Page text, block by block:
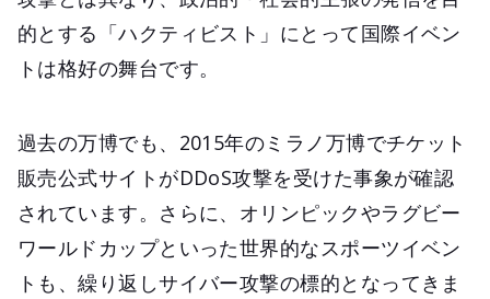
的とする「ハクティビスト」にとって国際イベン
トは格好の舞台です。
過去の万博でも、2015年のミラノ万博でチケット
販売公式サイトがDDoS攻撃を受けた事象が確認
されています。さらに、オリンピックやラグビー
ワールドカップといった世界的なスポーツイベン
トも、繰り返しサイバー攻撃の標的となってきま